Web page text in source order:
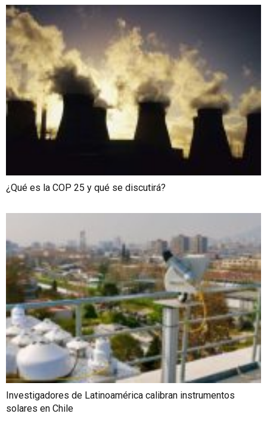
¿Qué es la COP 25 y qué se discutirá?
Investigadores de Latinoamérica calibran instrumentos
solares en Chile